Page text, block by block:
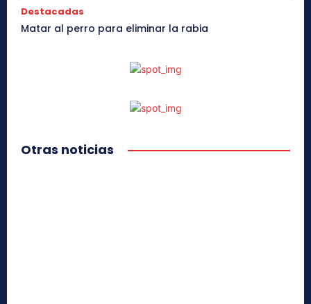
Destacadas
Matar al perro para eliminar la rabia
Otras noticias